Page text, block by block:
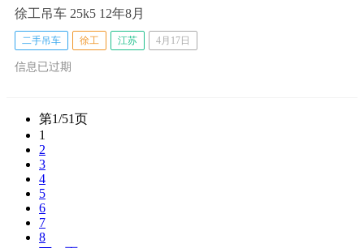
徐工吊车 25k5 12年8月
二手吊车 徐工 江苏 4月17日
信息已过期
第1/51页
1
2
3
4
5
6
7
8